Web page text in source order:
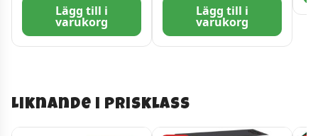
Lägg till i
varukorg
Lägg till i
varukorg
Liknande i prisklass